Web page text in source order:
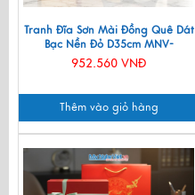
Tranh Đĩa Sơn Mài Đồng Quê Dát
Bạc Nền Đỏ D35cm MNV-
TSMD356-1.1
952.560 VNĐ
Thêm vào giỏ hàng